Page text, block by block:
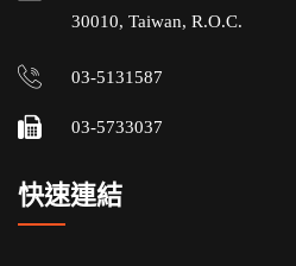
30010, Taiwan, R.O.C.
03-5131587
03-5733037
快速連結